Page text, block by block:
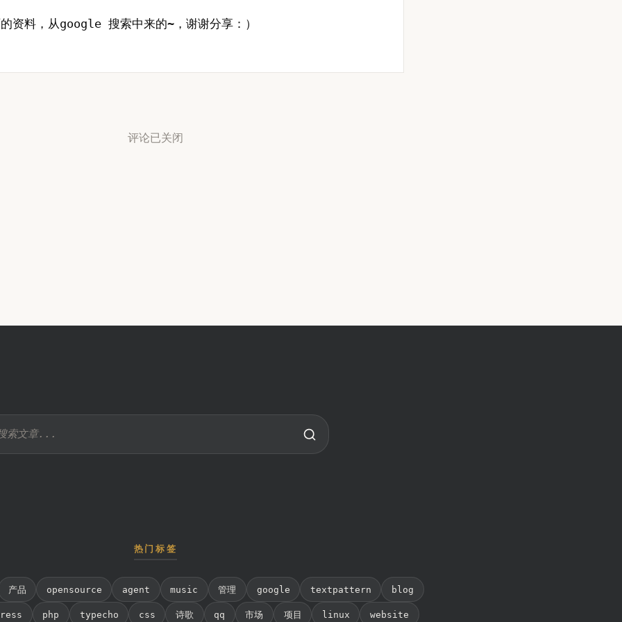
资料，从google 搜索中来的~，谢谢分享：）
评论已关闭
热门标签
产品 opensource agent music 管理 google textpattern blog
php typecho css 诗歌 qq 市场 项目 linux website